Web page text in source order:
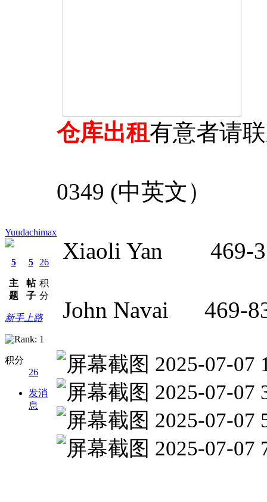
Yuudachimax
5
主
题
5
帖
子
26
积
分
新手上路
积分
26
发消
息
仓库出租 有意者请
0349 (中英文）
Xiaoli Yan 469-
John Navai 469-